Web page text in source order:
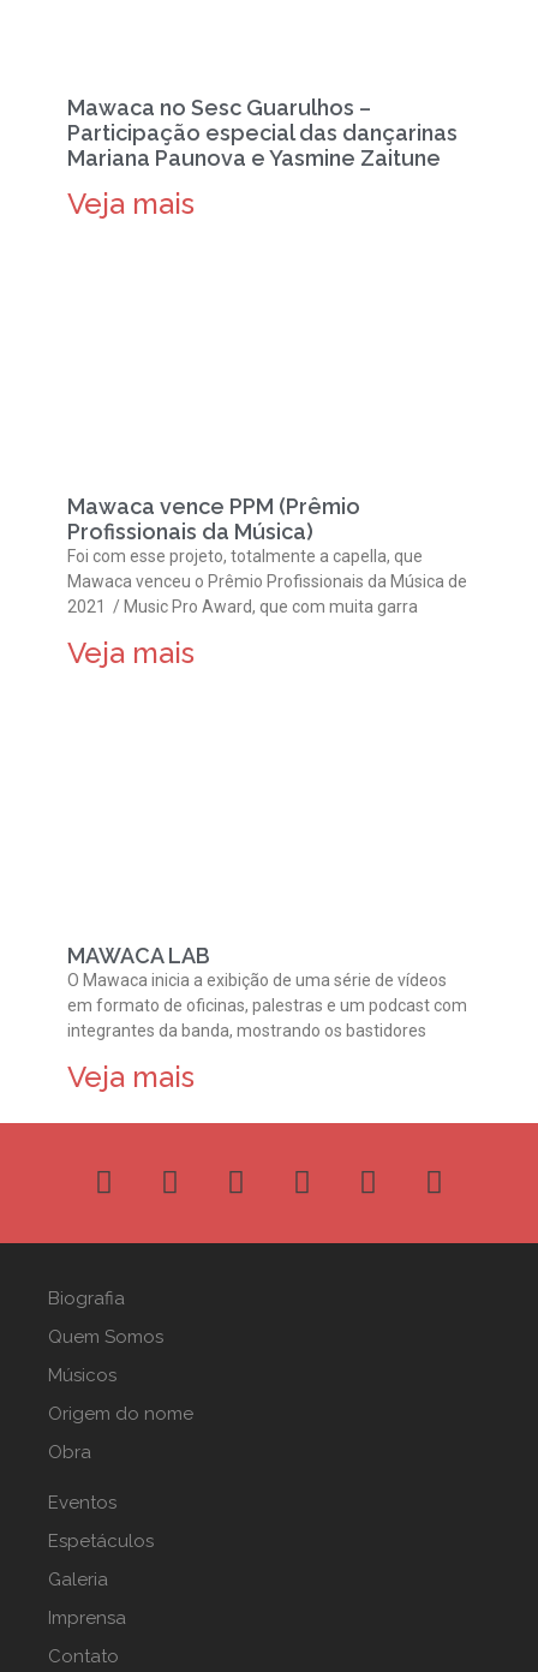
Mawaca no Sesc Guarulhos –
Participação especial das dançarinas
Mariana Paunova e Yasmine Zaitune
Veja mais
Mawaca vence PPM (Prêmio
Profissionais da Música)
Foi com esse projeto, totalmente a capella, que
Mawaca venceu o Prêmio Profissionais da Música de
2021 / Music Pro Award, que com muita garra
Veja mais
MAWACA LAB
O Mawaca inicia a exibição de uma série de vídeos
em formato de oficinas, palestras e um podcast com
integrantes da banda, mostrando os bastidores
Veja mais
Biografia
Quem Somos
Músicos
Origem do nome
Obra
Eventos
Espetáculos
Galeria
Imprensa
Contato